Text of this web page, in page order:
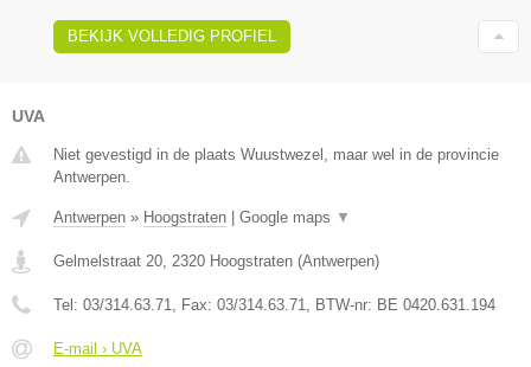
BEKIJK VOLLEDIG PROFIEL
UVA
Niet gevestigd in de plaats Wuustwezel, maar wel in de provincie
Antwerpen.
Antwerpen » Hoogstraten Google maps ▼
Gelmelstraat 20, 2320 Hoogstraten (Antwerpen)
Tel: 03/314.63.71, Fax: 03/314.63.71, BTW-nr: BE 0420.631.194
E-mail › UVA